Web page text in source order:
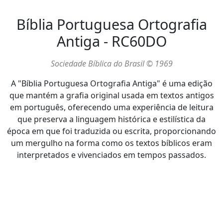
Bíblia Portuguesa Ortografia
Antiga - RC60DO
Sociedade Bíblica do Brasil © 1969
A "Bíblia Portuguesa Ortografia Antiga" é uma edição
que mantém a grafia original usada em textos antigos
em português, oferecendo uma experiência de leitura
que preserva a linguagem histórica e estilística da
época em que foi traduzida ou escrita, proporcionando
um mergulho na forma como os textos bíblicos eram
interpretados e vivenciados em tempos passados.